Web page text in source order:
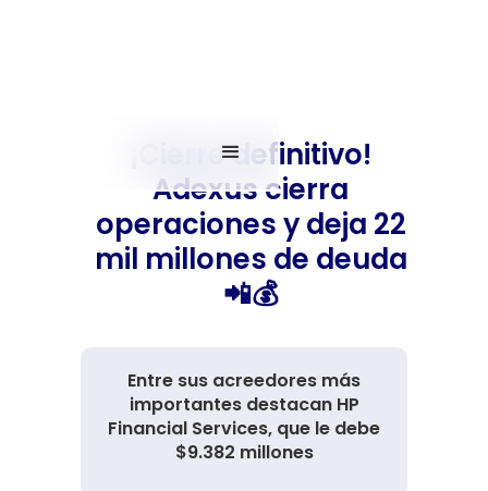
¡Cierre definitivo!
Adexus cierra
operaciones y deja 22
mil millones de deuda
📲💰
Entre sus acreedores más
importantes destacan HP
Financial Services, que le debe
$9.382 millones